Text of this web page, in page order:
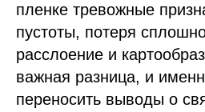
пленке тревожные
пустоты, потеря
расслоение и
важная разница, и
переносить выводы о